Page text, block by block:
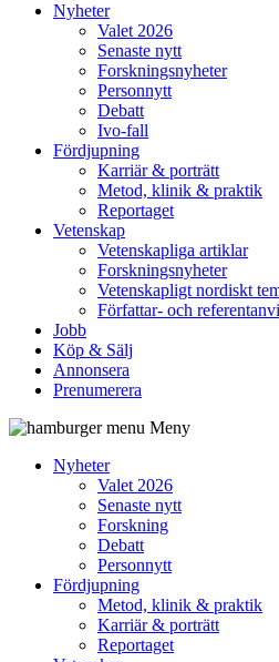
Nyheter
Valet 2026
Senaste nytt
Forskningsnyheter
Personnytt
Debatt
Ivo-fall
Fördjupning
Karriär & porträtt
Metod, klinik & praktik
Reportaget
Vetenskap
Vetenskapliga artiklar
Forskningsnyheter
Vetenskapligt nordiskt
Författar- och
Jobb
Köp & Sälj
Annonsera
Prenumerera
Meny
Nyheter
Valet 2026
Senaste nytt
Forskning
Debatt
Personnytt
Fördjupning
Metod, klinik & praktik
Karriär & porträtt
Reportaget